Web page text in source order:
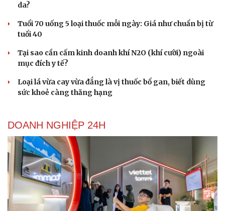
Tư vấn
Săn Tour
check-in
Hạt giống tâm hồn
da?
Tuổi 70 uống 5 loại thuốc mỗi ngày: Giá như chuẩn bị từ
tuổi 40
Tại sao cần cấm kinh doanh khí N2O (khí cười) ngoài
mục đích y tế?
Loại lá vừa cay vừa đắng là vị thuốc bổ gan, biết dùng
sức khoẻ càng thăng hạng
DOANH NGHIỆP 24H